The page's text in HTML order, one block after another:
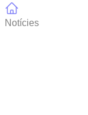
Notícies